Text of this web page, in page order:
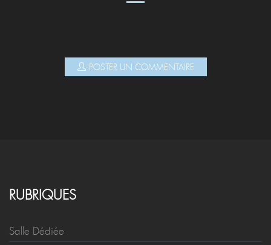
POSTER UN COMMENTAIRE
RUBRIQUES
Salle Dédiée